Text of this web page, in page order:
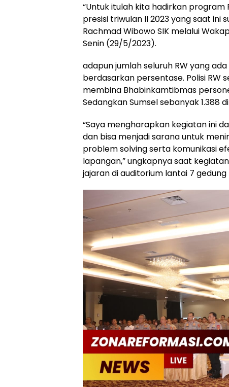
“Untuk itulah kita hadirkan program
presisi triwulan II 2023 yang saat ini
Rachmad Wibowo SIK melalui
Senin (29/5/2023).
adapun jumlah seluruh RW yang
berdasarkan persentase. Polisi RW
membina Bhabinkamtibmas
Sedangkan Sumsel sebanyak 1.388
“Saya mengharapkan kegiatan ini
dan bisa menjadi sarana untuk
problem solving serta komunikasi
lapangan,” ungkapnya saat
jajaran di auditorium lantai 7 gedung